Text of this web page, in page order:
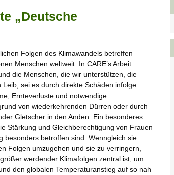
„Deutsche
Folgen des Klimawandels betreffen
Menschen weltweit. In CARE’s Arbeit
die Menschen, die wir unterstützen, die
Leib, sei es durch direkte Schäden infolge
Ernteverluste und notwendige
von wiederkehrenden Dürren oder durch
Gletscher in den Anden. Ein besonderes
Stärkung und Gleichberechtigung von Frauen
besonders betroffen sind. Wenngleich sie
Folgen umzugehen und sie zu verringern,
werdender Klimafolgen zentral ist, um
den globalen Temperaturanstieg auf so nah